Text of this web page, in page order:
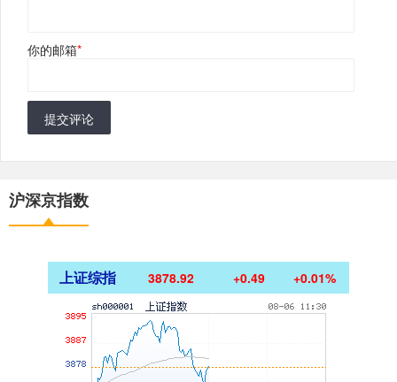
你的邮箱*
提交评论
沪深京指数
上证综指 3878.92 +0.49 +0.01%